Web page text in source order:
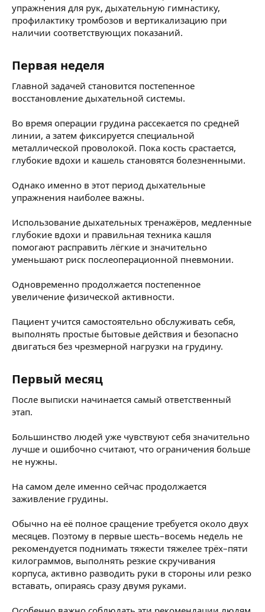
упражнения для рук, дыхательную гимнастику,
профилактику тромбозов и вертикализацию при
наличии соответствующих показаний.
Первая неделя​
Главной задачей становится постепенное
восстановление дыхательной системы.
Во время операции грудина рассекается по средней
линии, а затем фиксируется специальной
металлической проволокой. Пока кость срастается,
глубокие вдохи и кашель становятся болезненными.
Однако именно в этот период дыхательные
упражнения наиболее важны.
Использование дыхательных тренажёров, медленные
глубокие вдохи и правильная техника кашля
помогают расправить лёгкие и значительно
уменьшают риск послеоперационной пневмонии.
Одновременно продолжается постепенное
увеличение физической активности.
Пациент учится самостоятельно обслуживать себя,
выполнять простые бытовые действия и безопасно
двигаться без чрезмерной нагрузки на грудину.
Первый месяц​
После выписки начинается самый ответственный
этап.
Большинство людей уже чувствуют себя значительно
лучше и ошибочно считают, что ограничения больше
не нужны.
На самом деле именно сейчас продолжается
заживление грудины.
Обычно на её полное сращение требуется около двух
месяцев. Поэтому в первые шесть–восемь недель не
рекомендуется поднимать тяжести тяжелее трёх–пяти
килограммов, выполнять резкие скручивания
корпуса, активно разводить руки в стороны или резко
вставать, опираясь сразу двумя руками.